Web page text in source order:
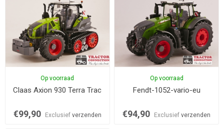
Op voorraad
Claas Axion 930 Terra Trac
€99,90 Exclusief verzenden
Op voorraad
Fendt-1052-vario-eu
€94,90 Exclusiefverzenden